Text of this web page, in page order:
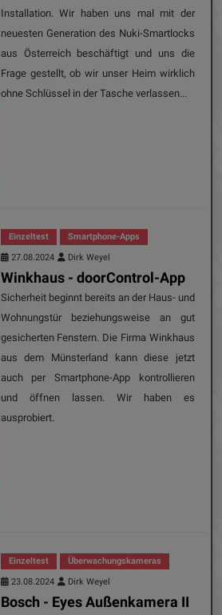
Installation. Wir haben uns mal mit der
neuesten Generation des Nuki-Smartlocks
aus Österreich beschäftigt und uns die
Frage gestellt, ob wir unser Heim wirklich
ohne Schlüssel in der Tasche verlassen...
Einzeltest
Smartphone-Apps
27.08.2024
Dirk Weyel
Winkhaus - doorControl-App
Sicherheit beginnt bereits an der Haus- und
Wohnungstür beziehungsweise an gut
gesicherten Fenstern. Die Firma Winkhaus
aus dem Münsterland kann diese jetzt
auch per Smartphone-App kontrollieren
und öffnen lassen. Wir haben es
ausprobiert.
Einzeltest
Überwachungskameras
23.08.2024
Dirk Weyel
Bosch - Eyes Außenkamera II